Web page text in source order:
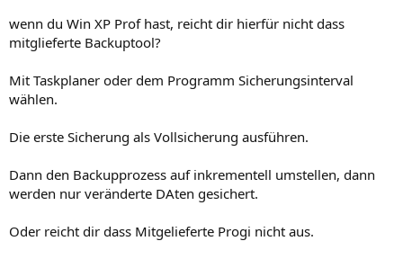
wenn du Win XP Prof hast, reicht dir hierfür nicht dass
mitglieferte Backuptool?
Mit Taskplaner oder dem Programm Sicherungsinterval
wählen.
Die erste Sicherung als Vollsicherung ausführen.
Dann den Backupprozess auf inkrementell umstellen, dann
werden nur veränderte DAten gesichert.
Oder reicht dir dass Mitgelieferte Progi nicht aus.